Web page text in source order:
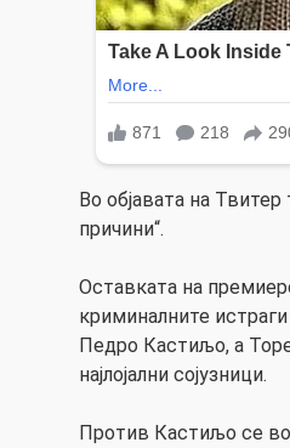
Во објавата на Твитер
причини“.
Оставката на
криминалните
Педро Кастиљо, а
најлојални сојузници.
Против Кастиљо се